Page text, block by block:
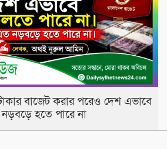
বাজেট করার পরেও দেশ এভাবে
হতে পারে না